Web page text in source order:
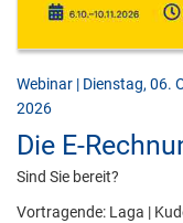
Webinar | Dienstag, 06.
2026
Die E-
Sind Sie bereit?
Vortragende: Laga |